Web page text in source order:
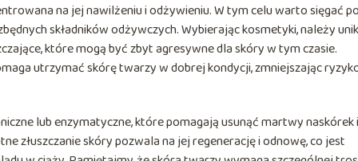
na jej nawilżeniu i odżywieniu. W tym celu warto sięgać
składników odżywczych. Wybierając kosmetyki, należy
które mogą być zbyt agresywne dla skóry w tym czasie.
utrzymać skórę twarzy w dobrej kondycji, zmniejszając
lub enzymatyczne, które pomagają usunąć martwy naskórek i
złuszczanie skóry pozwala na jej regenerację i odnowę, co jest